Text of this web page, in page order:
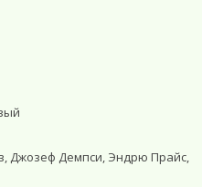
Джозеф Демпси, Эндрю Прайс,